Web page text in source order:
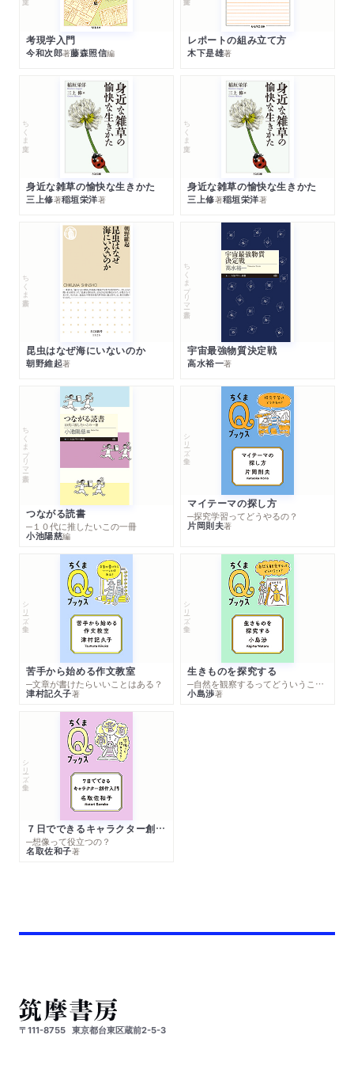
考現学入門
今和次郎著藤森照信編
レポートの組み立て方
木下是雄著
ちくま文庫
身近な雑草の愉快な生きかた
三上修著稲垣栄洋著
ちくま文庫
身近な雑草の愉快な生きかた
三上修著稲垣栄洋著
ちくま新書
昆虫はなぜ海にいないのか
朝野維起著
ちくまプリマー新書
宇宙最強物質決定戦
高水裕一著
ちくまプリマー新書
つながる読書
─１０代に推したいこの一冊
小池陽慈編
シリーズ・全集
マイテーマの探し方
─探究学習ってどうやるの？
片岡則夫著
シリーズ・全集
苦手から始める作文教室
─文章が書けたらいいことはある？
津村記久子著
シリーズ・全集
生きものを探究する
─自然を観察するってどういうこと？
小島渉著
シリーズ・全集
７日でできるキャラクター創作入門
─想像って役立つの？
名取佐和子著
〒111-8755 東京都台東区蔵前2-5-3